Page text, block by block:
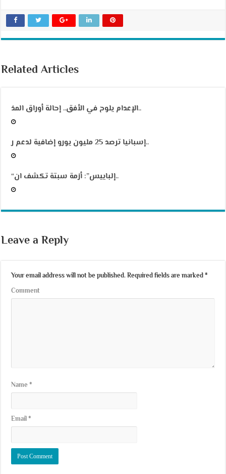
Related Articles
الإعدام يلوح في الأفق.. إحالة أوراق المذ..
إسبانيا ترصد 25 مليون يورو إضافية لدعم ر..
“إلباييس”: أزمة سبتة تكشف ان..
Leave a Reply
Your email address will not be published. Required fields are marked*
Comment
Name*
Email*